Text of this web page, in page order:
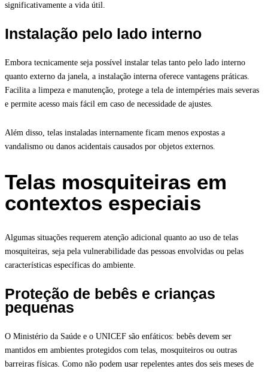
significativamente a vida útil.
Instalação pelo lado interno
Embora tecnicamente seja possível instalar telas tanto pelo lado interno
quanto externo da janela, a instalação interna oferece vantagens práticas.
Facilita a limpeza e manutenção, protege a tela de intempéries mais severas
e permite acesso mais fácil em caso de necessidade de ajustes.
Além disso, telas instaladas internamente ficam menos expostas a
vandalismo ou danos acidentais causados por objetos externos.
Telas mosquiteiras em
contextos especiais
Algumas situações requerem atenção adicional quanto ao uso de telas
mosquiteiras, seja pela vulnerabilidade das pessoas envolvidas ou pelas
características específicas do ambiente.
Proteção de bebês e crianças
pequenas
O Ministério da Saúde e o UNICEF são enfáticos: bebês devem ser
mantidos em ambientes protegidos com telas, mosquiteiros ou outras
barreiras físicas. Como não podem usar repelentes antes dos seis meses de